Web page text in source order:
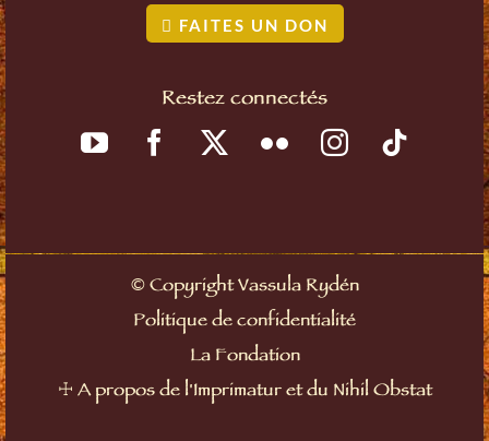
FAITES UN DON
Restez connectés
©Copyright Vassula Rydén
Politique de confidentialité
La Fondation
☩ A propos de l'Imprimatur et du Nihil Obstat